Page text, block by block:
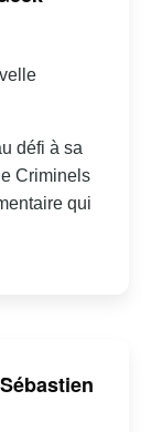
défi à sa
Criminels
qui